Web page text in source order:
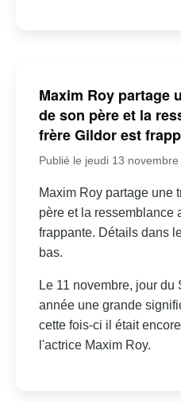
Maxim Roy partage
de son père et la
frère Gildor est
Publié le jeudi 13
Maxim Roy partage une
père et la ressemblance
frappante. Détails dans
bas.
Le 11 novembre, jour
année une grande
cette fois-ci il était
l'actrice Maxim Roy.